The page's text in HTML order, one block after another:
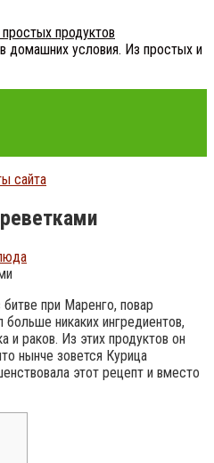
продуктов
домашних условия. Из простых и
сайта
при Маренго, повар
никаких ингредиентов,
и раков. Из этих продуктов он
нынче зовется Курица
этот рецепт и вместо